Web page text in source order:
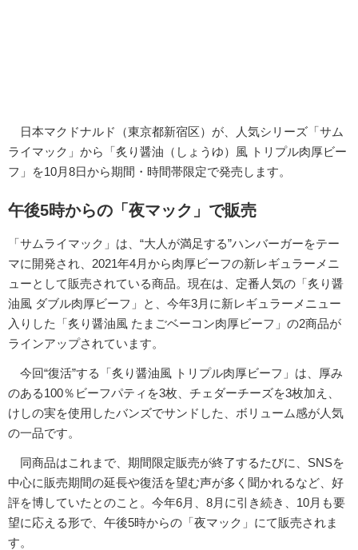
日本マクドナルド（東京都新宿区）が、人気シリーズ「サム
ライマック」から「炙り醤油（しょうゆ）風 トリプル肉厚ビー
フ」を10月8日から期間・時間帯限定で発売します。
午後5時からの「夜マック」で販売
「サムライマック」は、“大人が満足する”ハンバーガーをテー
マに開発され、2021年4月から肉厚ビーフの新レギュラーメニ
ューとして販売されている商品。現在は、定番人気の「炙り醤
油風 ダブル肉厚ビーフ」と、今年3月に新レギュラーメニュー
入りした「炙り醤油風 たまごベーコン肉厚ビーフ」の2商品が
ラインアップされています。
今回“復活”する「炙り醤油風 トリプル肉厚ビーフ」は、厚み
のある100％ビーフパティを3枚、チェダーチーズを3枚加え、
けしの実を使用したバンズでサンドした、ボリューム感が人気
の一品です。
同商品はこれまで、期間限定販売が終了するたびに、SNSを
中心に販売期間の延長や復活を望む声が多く聞かれるなど、好
評を博していたとのこと。今年6月、8月に引き続き、10月も要
望に応える形で、午後5時からの「夜マック」にて販売されま
す。